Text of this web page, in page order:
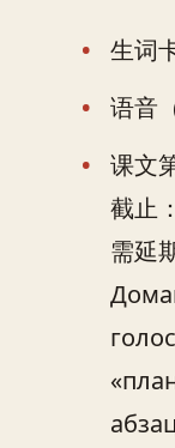
生词
语音
课文
截止
需延